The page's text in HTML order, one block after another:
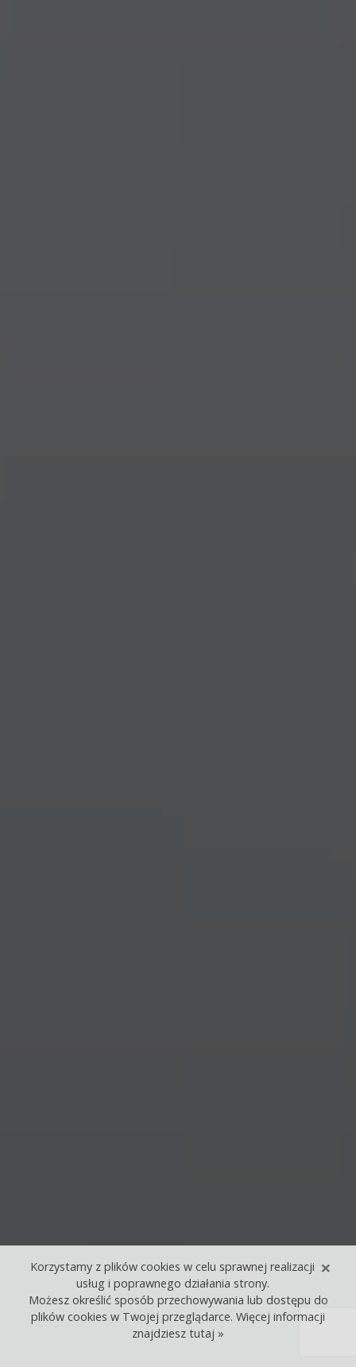
×
Korzystamy z plików cookies w celu sprawnej realizacji
usług i poprawnego działania strony.
Możesz określić sposób przechowywania lub dostępu do
plików cookies w Twojej przeglądarce. Więcej informacji
znajdziesz tutaj »